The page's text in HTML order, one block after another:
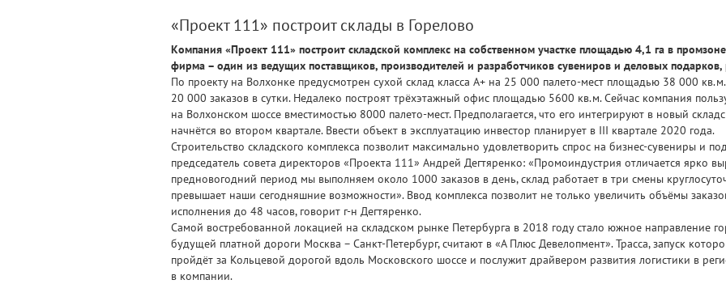
«Проект 111» построит склады в Горелово
Компания «Проект 111» построит складской комплекс на собственном участке площадью 4,1 га в
фирма – один из ведущих поставщиков, производителей и разработчиков сувениров и деловых подарков,
По проекту на Волхонке предусмотрен сухой склад класса А+ на 25 000 палето-мест площадью 38 000
20 000 заказов в сутки. Недалеко построят трёхэтажный офис площадью 5600 кв.м. Сейчас компания
на Волхонском шоссе вместимостью 8000 палето-мест. Предполагается, что его интегрируют в новый
начнётся во втором квартале. Ввести объект в эксплуатацию инвестор планирует в III квартале 2020 года.
Строительство складского комплекса позволит максимально удовлетворить спрос на бизнес-сувениры и
председатель совета директоров «Проекта 111» Андрей Дегтяренко: «Промоиндустрия отличается ярко
предновогодний период мы выполняем около 1000 заказов в день, склад работает в три смены
превышает наши сегодняшние возможности». Ввод комплекса позволит не только увеличить объёмы
исполнения до 48 часов, говорит г-н Дегтяренко.
Самой востребованной локацией на складском рынке Петербурга в 2018 году стало южное направление
будущей платной дороги Москва – Санкт-Петербург, считают в «А Плюс Девелопмент». Трасса, запуск
пройдёт за Кольцевой дорогой вдоль Московского шоссе и послужит драйвером развития логистики в
в компании.